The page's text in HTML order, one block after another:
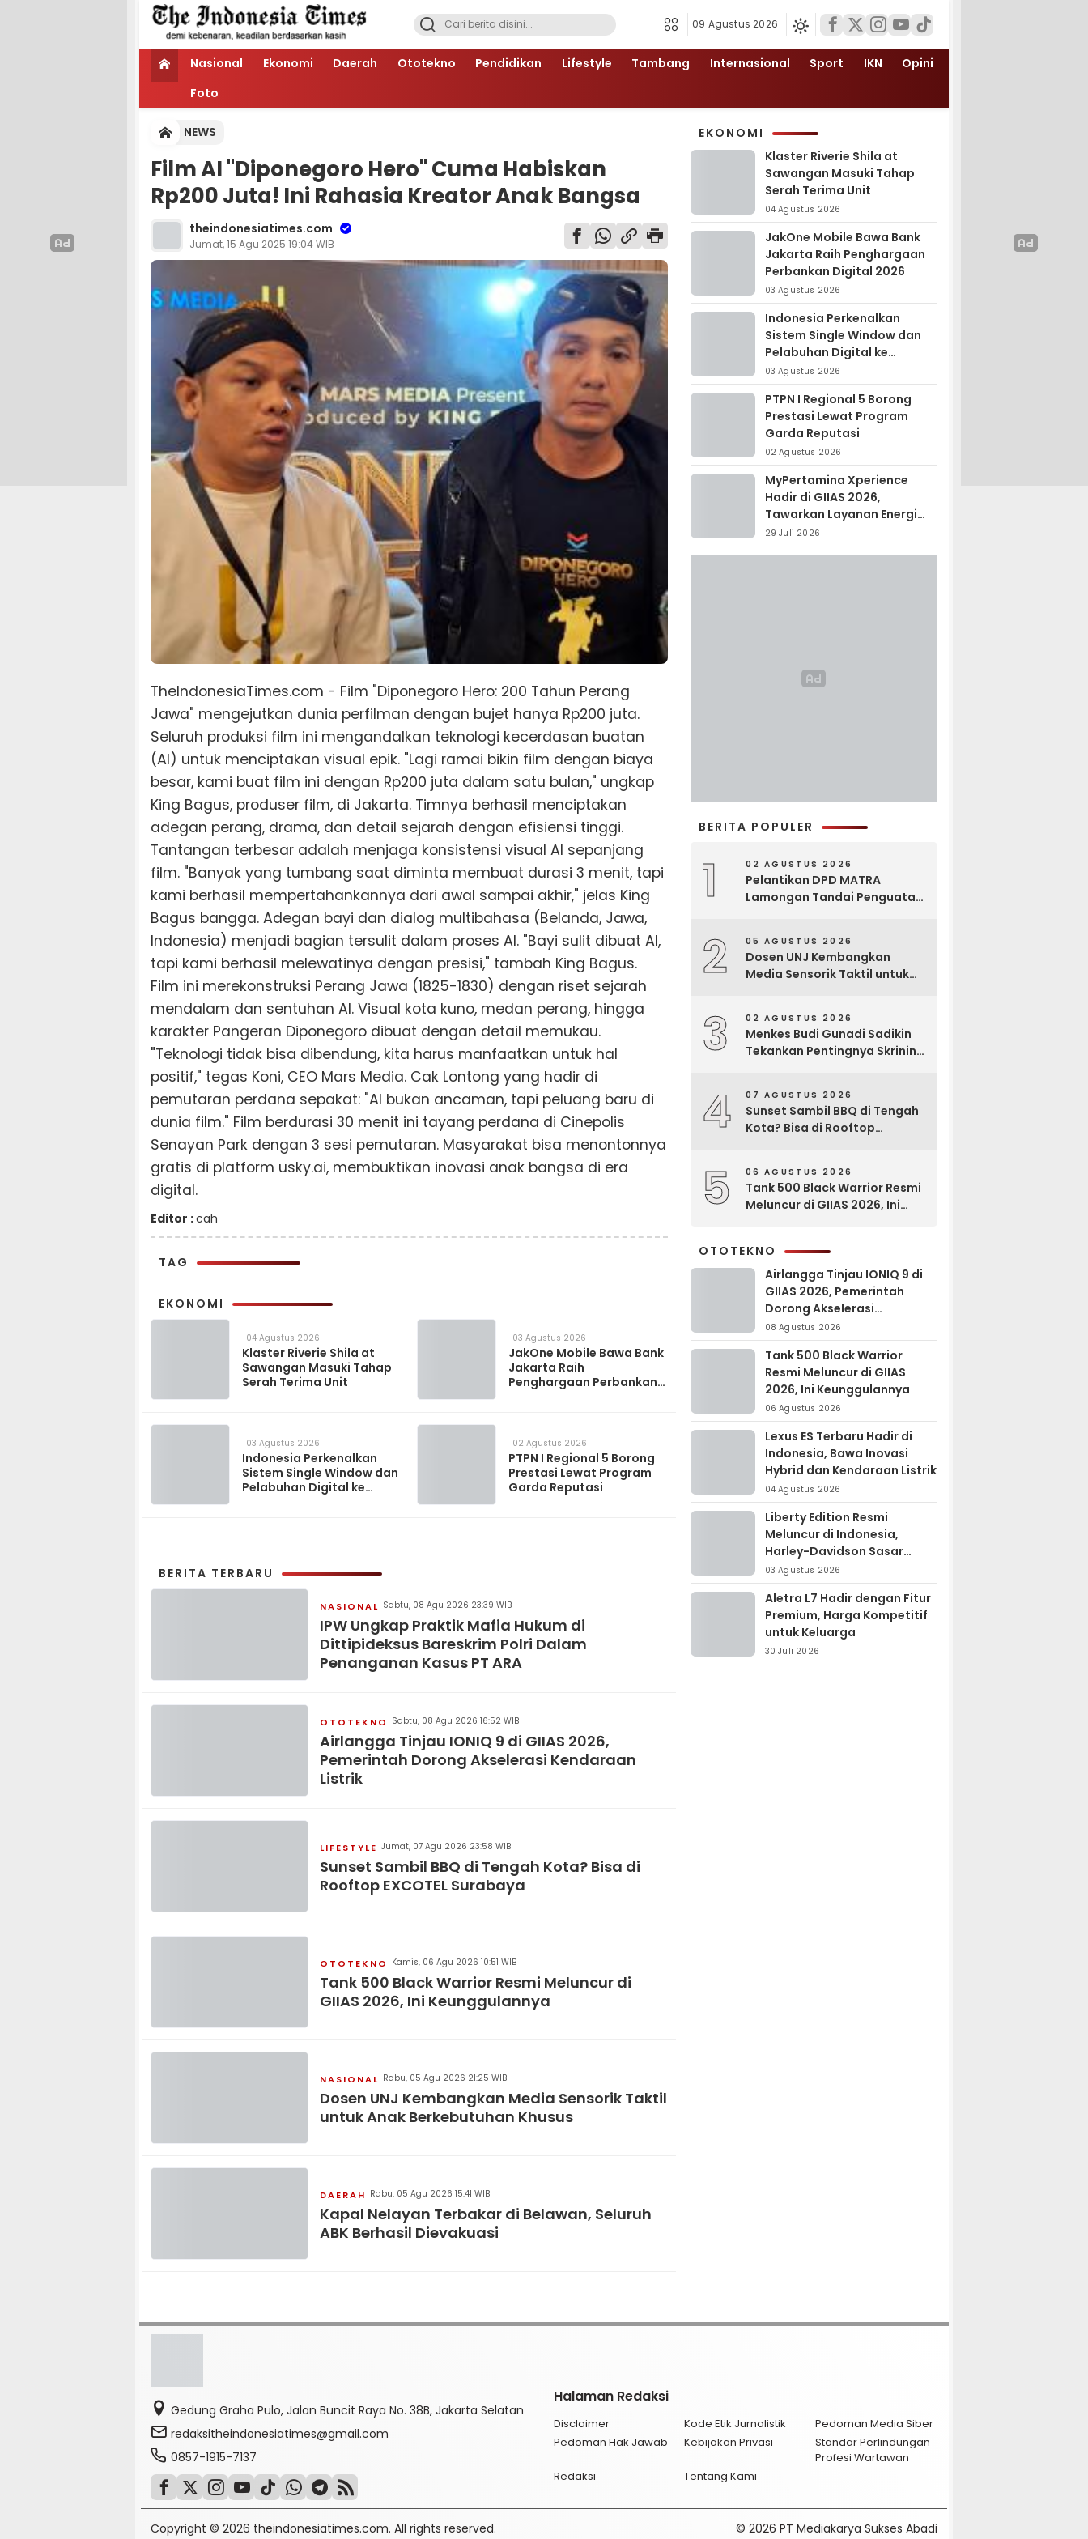
09 Agustus 2026
Nasional Ekonomi Daerah Ototekno Pendidikan Lifestyle Tambang Internasional Sport IKN
Opini
Foto
NEWS
Film AI "Diponegoro Hero" Cuma Habiskan
Rp200 Juta! Ini Rahasia Kreator Anak Bangsa
theindonesiatimes.com
Jumat, 15 Agu 2025 19:04 WIB
TheIndonesiaTimes.com - Film "Diponegoro Hero: 200 Tahun Perang
Jawa" mengejutkan dunia perfilman dengan bujet hanya Rp200 juta.
Seluruh produksi film ini mengandalkan teknologi kecerdasan buatan
(AI) untuk menciptakan visual epik. "Lagi ramai bikin film dengan biaya
besar, kami buat film ini dengan Rp200 juta dalam satu bulan," ungkap
King Bagus, produser film, di Jakarta. Timnya berhasil menciptakan
adegan perang, drama, dan detail sejarah dengan efisiensi tinggi.
Tantangan terbesar adalah menjaga konsistensi visual AI sepanjang
film. "Banyak yang tumbang saat diminta membuat durasi 3 menit, tapi
kami berhasil mempertahankannya dari awal sampai akhir," jelas King
Bagus bangga. Adegan bayi dan dialog multibahasa (Belanda, Jawa,
Indonesia) menjadi bagian tersulit dalam proses AI. "Bayi sulit dibuat AI,
tapi kami berhasil melewatinya dengan presisi," tambah King Bagus.
Film ini merekonstruksi Perang Jawa (1825-1830) dengan riset sejarah
mendalam dan sentuhan AI. Visual kota kuno, medan perang, hingga
karakter Pangeran Diponegoro dibuat dengan detail memukau.
"Teknologi tidak bisa dibendung, kita harus manfaatkan untuk hal
positif," tegas Koni, CEO Mars Media. Cak Lontong yang hadir di
pemutaran perdana sepakat: "AI bukan ancaman, tapi peluang baru di
dunia film." Film berdurasi 30 menit ini tayang perdana di Cinepolis
Senayan Park dengan 3 sesi pemutaran. Masyarakat bisa menontonnya
gratis di platform usky.ai, membuktikan inovasi anak bangsa di era
digital.
Editor :cah
TAG
EKONOMI
04 Agustus 2026
Klaster Riverie Shila at
Sawangan Masuki Tahap
Serah Terima Unit
03 Agustus 2026
JakOne Mobile Bawa Bank
Jakarta Raih
Penghargaan Perbankan
03 Agustus 2026
Indonesia Perkenalkan
Sistem Single Window dan
Pelabuhan Digital ke
02 Agustus 2026
PTPN I Regional 5 Borong
Prestasi Lewat Program
Garda Reputasi
BERITA TERBARU
NASIONAL Sabtu, 08 Agu 2026 23:39 WIB
IPW Ungkap Praktik Mafia Hukum di
Dittipideksus Bareskrim Polri Dalam
Penanganan Kasus PT ARA
OTOTEKNO Sabtu, 08 Agu 2026 16:52 WIB
Airlangga Tinjau IONIQ 9 di GIIAS 2026,
Pemerintah Dorong Akselerasi Kendaraan
Listrik
LIFESTYLE Jumat, 07 Agu 2026 23:58 WIB
Sunset Sambil BBQ di Tengah Kota? Bisa di
Rooftop EXCOTEL Surabaya
OTOTEKNO Kamis, 06 Agu 2026 10:51 WIB
Tank 500 Black Warrior Resmi Meluncur di
GIIAS 2026, Ini Keunggulannya
NASIONAL Rabu, 05 Agu 2026 21:25 WIB
Dosen UNJ Kembangkan Media Sensorik Taktil
untuk Anak Berkebutuhan Khusus
DAERAH Rabu, 05 Agu 2026 15:41 WIB
Kapal Nelayan Terbakar di Belawan, Seluruh
ABK Berhasil Dievakuasi
EKONOMI
Klaster Riverie Shila at
Sawangan Masuki Tahap
Serah Terima Unit
04 Agustus 2026
JakOne Mobile Bawa Bank
Jakarta Raih Penghargaan
Perbankan Digital 2026
03 Agustus 2026
Indonesia Perkenalkan
Sistem Single Window dan
Pelabuhan Digital ke
Madagaskar
03 Agustus 2026
PTPN I Regional 5 Borong
Prestasi Lewat Program
Garda Reputasi
02 Agustus 2026
MyPertamina Xperience
Hadir di GIIAS 2026,
Tawarkan Layanan Energi
Terintegrasi
29 Juli 2026
BERITA POPULER
1 02 AGUSTUS 2026
Pelantikan DPD MATRA
Lamongan Tandai Penguatan
2 05 AGUSTUS 2026
Dosen UNJ Kembangkan
Media Sensorik Taktil untuk
3 02 AGUSTUS 2026
Menkes Budi Gunadi Sadikin
Tekankan Pentingnya Skrining
4 07 AGUSTUS 2026
Sunset Sambil BBQ di Tengah
Kota? Bisa di Rooftop
5 06 AGUSTUS 2026
Tank 500 Black Warrior Resmi
Meluncur di GIIAS 2026, Ini
OTOTEKNO
Airlangga Tinjau IONIQ 9 di
GIIAS 2026, Pemerintah
Dorong Akselerasi
Kendaraan Listrik
08 Agustus 2026
Tank 500 Black Warrior
Resmi Meluncur di GIIAS
2026, Ini Keunggulannya
06 Agustus 2026
Lexus ES Terbaru Hadir di
Indonesia, Bawa Inovasi
Hybrid dan Kendaraan Listrik
04 Agustus 2026
Liberty Edition Resmi
Meluncur di Indonesia,
Harley-Davidson Sasar
Kolektor Motor Premium
03 Agustus 2026
Aletra L7 Hadir dengan Fitur
Premium, Harga Kompetitif
untuk Keluarga
30 Juli 2026
Gedung Graha Pulo, Jalan Buncit Raya No. 38B, Jakarta Selatan
redaksitheindonesiatimes@gmail.com
0857-1915-7137
Halaman Redaksi
Disclaimer Kode Etik Jurnalistik
Pedoman Media Siber
Pedoman Hak Jawab
Kebijakan Privasi
Standar Perlindungan
Profesi Wartawan
Redaksi
Tentang Kami
Copyright © 2026 theindonesiatimes.com. All rights reserved. © 2026 PT Mediakarya Sukses Abadi